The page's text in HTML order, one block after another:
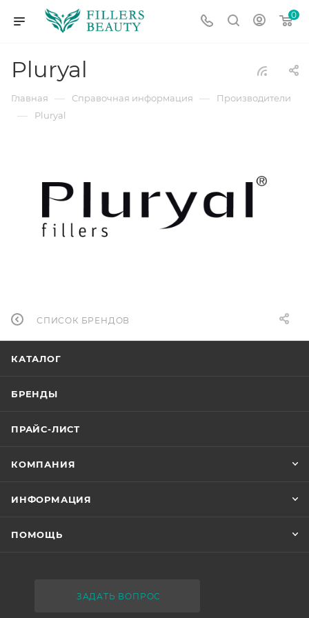
0
Pluryal
Главная — Справочная информация — Производители
— Pluryal
СПИСОК БРЕНДОВ
КАТАЛОГ
БРЕНДЫ
ПРАЙС-ЛИСТ
КОМПАНИЯ
ИНФОРМАЦИЯ
ПОМОЩЬ
ЗАДАТЬ ВОПРОС